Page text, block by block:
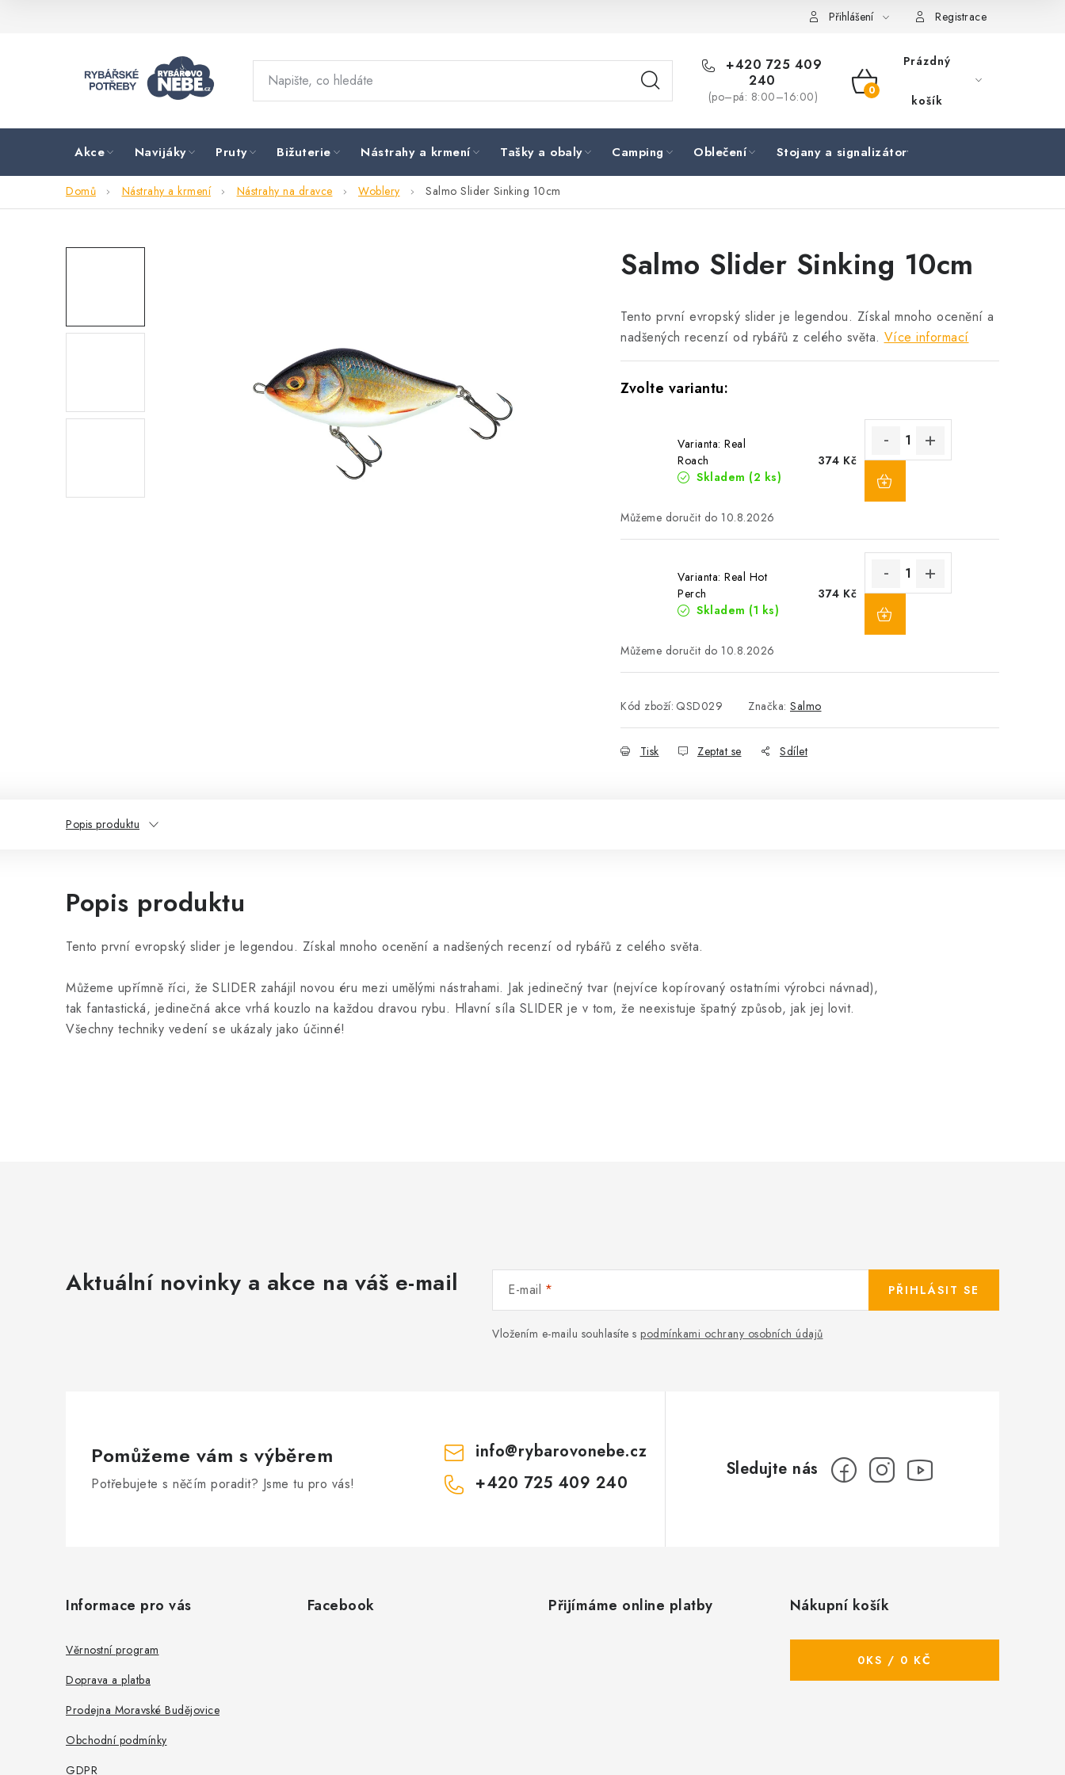
Přihlášení Registrace
+420 725 409
240
(po–pá: 8:00–16:00)
NÁKUPNÍ
Prázdný
košík
Akce Navijáky Pruty Bižuterie Nástrahy a krmení Tašky a obaly Camping Oblečení Stojany a signalizátory
Domů Nástrahy a krmení Nástrahy na dravce Woblery Salmo Slider Sinking 10cm
Salmo Slider Sinking 10cm
Tento první evropský slider je legendou. Získal mnoho ocenění a
nadšených recenzí od rybářů z celého světa. Více informací
Varianta: Real
Roach
Skladem (2 ks)
374 Kč
10.8.2026
Varianta: Real Hot
Perch
Skladem (1 ks)
374 Kč
10.8.2026
Kód zboží: QSD029 Značka: Salmo
Tisk Zeptat se Sdílet
Popis produktu
Popis produktu
Tento první evropský slider je legendou. Získal mnoho ocenění a nadšených recenzí od rybářů z celého světa.
Můžeme upřímně říci, že SLIDER zahájil novou éru mezi umělými nástrahami. Jak jedinečný tvar (nejvíce kopírovaný ostatními výrobci návnad),
tak fantastická, jedinečná akce vrhá kouzlo na každou dravou rybu. Hlavní síla SLIDER je v tom, že neexistuje špatný způsob, jak jej lovit.
Všechny techniky vedení se ukázaly jako účinné!
Aktuální novinky a akce na váš e-mail E-mail
Vložením e-mailu souhlasíte s podmínkami ochrany osobních údajů
PŘIHLÁSIT SE
Pomůžeme vám s výběrem
Potřebujete s něčím poradit? Jsme tu pro vás!
info@rybarovonebe.cz
+420 725 409 240
Informace pro vás
Věrnostní program
Doprava a platba
Prodejna Moravské Budějovice
Obchodní podmínky
GDPR
Facebook Přijímáme online platby Nákupní košík
0KS / 0 KČ